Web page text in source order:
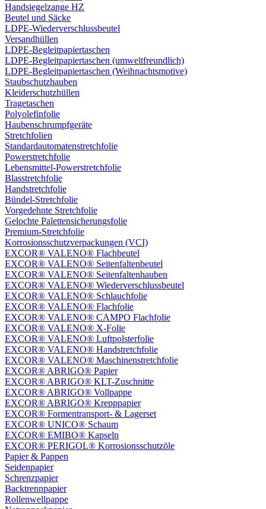
Handsiegelzange HZ
Beutel und Säcke
LDPE-Wiederverschlussbeutel
Versandhüllen
LDPE-Begleitpapiertaschen
LDPE-Begleitpapiertaschen (umweltfreundlich)
LDPE-Begleitpapiertaschen (Weihnachtsmotive)
Staubschutzhauben
Kleiderschutzhüllen
Tragetaschen
Polyolefinfolie
Haubenschrumpfgeräte
Stretchfolien
Standardautomatenstretchfolie
Powerstretchfolie
Lebensmittel-Powerstretchfolie
Blasstretchfolie
Handstretchfolie
Bündel-Stretchfolie
Vorgedehnte Stretchfolie
Gelochte Palettensicherungsfolie
Premium-Stretchfolie
Korrosionsschutzverpackungen (VCI)
EXCOR® VALENO® Flachbeutel
EXCOR® VALENO® Seitenfaltenbeutel
EXCOR® VALENO® Seitenfaltenhauben
EXCOR® VALENO® Wiederverschlussbeutel
EXCOR® VALENO® Schlauchfolie
EXCOR® VALENO® Flachfolie
EXCOR® VALENO® CAMPO Flachfolie
EXCOR® VALENO® X-Folie
EXCOR® VALENO® Luftpolsterfolie
EXCOR® VALENO® Handstretchfolie
EXCOR® VALENO® Maschinenstretchfolie
EXCOR® ABRIGO® Papier
EXCOR® ABRIGO® KLT-Zuschnitte
EXCOR® ABRIGO® Vollpappe
EXCOR® ABRIGO® Krepppapier
EXCOR® Formentransport- & Lagerset
EXCOR® UNICO® Schaum
EXCOR® EMIBO® Kapseln
EXCOR® PERIGOL® Korrosionsschutzöle
Papier & Pappen
Seidenpapier
Schrenzpapier
Backtrennpapier
Rollenwellpappe